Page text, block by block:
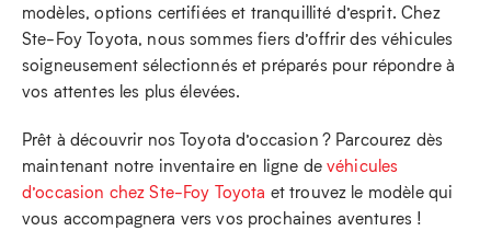
modèles, options certifiées et tranquillité d’esprit. Chez
Ste-Foy Toyota, nous sommes fiers d’offrir des véhicules
soigneusement sélectionnés et préparés pour répondre à
vos attentes les plus élevées.
Prêt à découvrir nos Toyota d’occasion ? Parcourez dès
maintenant notre inventaire en ligne de véhicules
d’occasion chez Ste-Foy Toyota et trouvez le modèle qui
vous accompagnera vers vos prochaines aventures !